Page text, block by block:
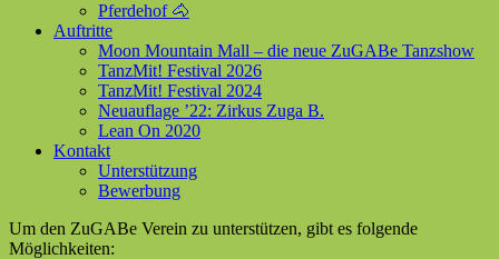
Pferdehof 🐴
Auftritte
Moon Mountain Mall – die neue ZuGABe Tanzshow
TanzMit! Festival 2026
TanzMit! Festival 2024
Neuauflage ’22: Zirkus Zuga B.
Lean On 2020
Kontakt
Unterstützung
Bewerbung
Um den ZuGABe Verein zu unterstützen, gibt es folgende
Möglichkeiten: